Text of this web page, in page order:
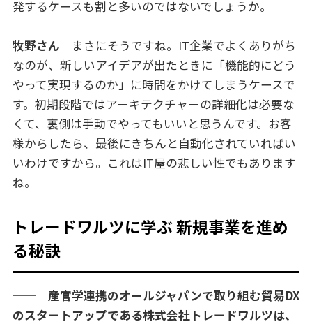
発するケースも割と多いのではないでしょうか。
牧野さん まさにそうですね。IT企業でよくありがち
なのが、新しいアイデアが出たときに「機能的にどう
やって実現するのか」に時間をかけてしまうケースで
す。初期段階ではアーキテクチャーの詳細化は必要な
くて、裏側は手動でやってもいいと思うんです。お客
様からしたら、最後にきちんと自動化されていればい
いわけですから。これはIT屋の悲しい性でもあります
ね。
トレードワルツに学ぶ 新規事業を進め
る秘訣
── 産官学連携のオールジャパンで取り組む貿易DX
のスタートアップである株式会社トレードワルツは、